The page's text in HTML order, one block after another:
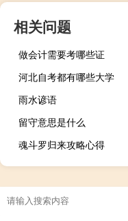
相关问题
做会计需要考哪些证
河北自考都有哪些大学
雨水谚语
留守意思是什么
魂斗罗归来攻略心得